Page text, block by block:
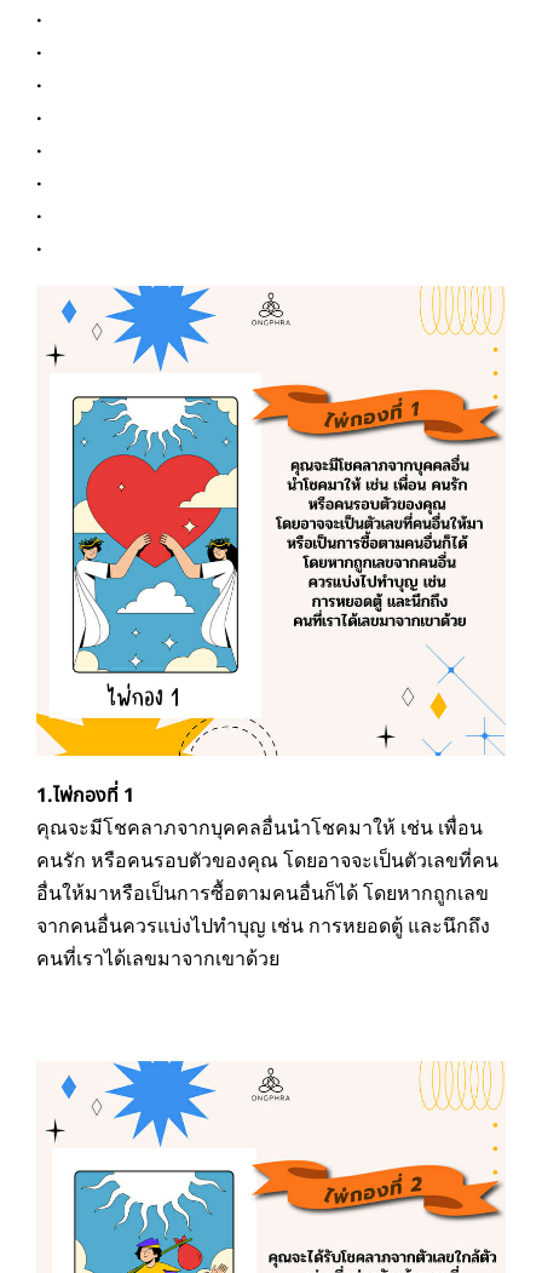
.
.
.
.
.
.
.
.
1.ไพ่กองที่ 1
คุณจะมีโชคลาภจากบุคคลอื่นนำโชคมาให้ เช่น เพื่อน
คนรัก หรือคนรอบตัวของคุณ โดยอาจจะเป็นตัวเลขที่คน
อื่นให้มาหรือเป็นการซื้อตามคนอื่นก็ได้ โดยหากถูกเลข
จากคนอื่นควรแบ่งไปทำบุญ เช่น การหยอดตู้ และนึกถึง
คนที่เราได้เลขมาจากเขาด้วย